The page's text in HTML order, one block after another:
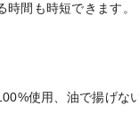
間も時短できます。
使用、油で揚げな